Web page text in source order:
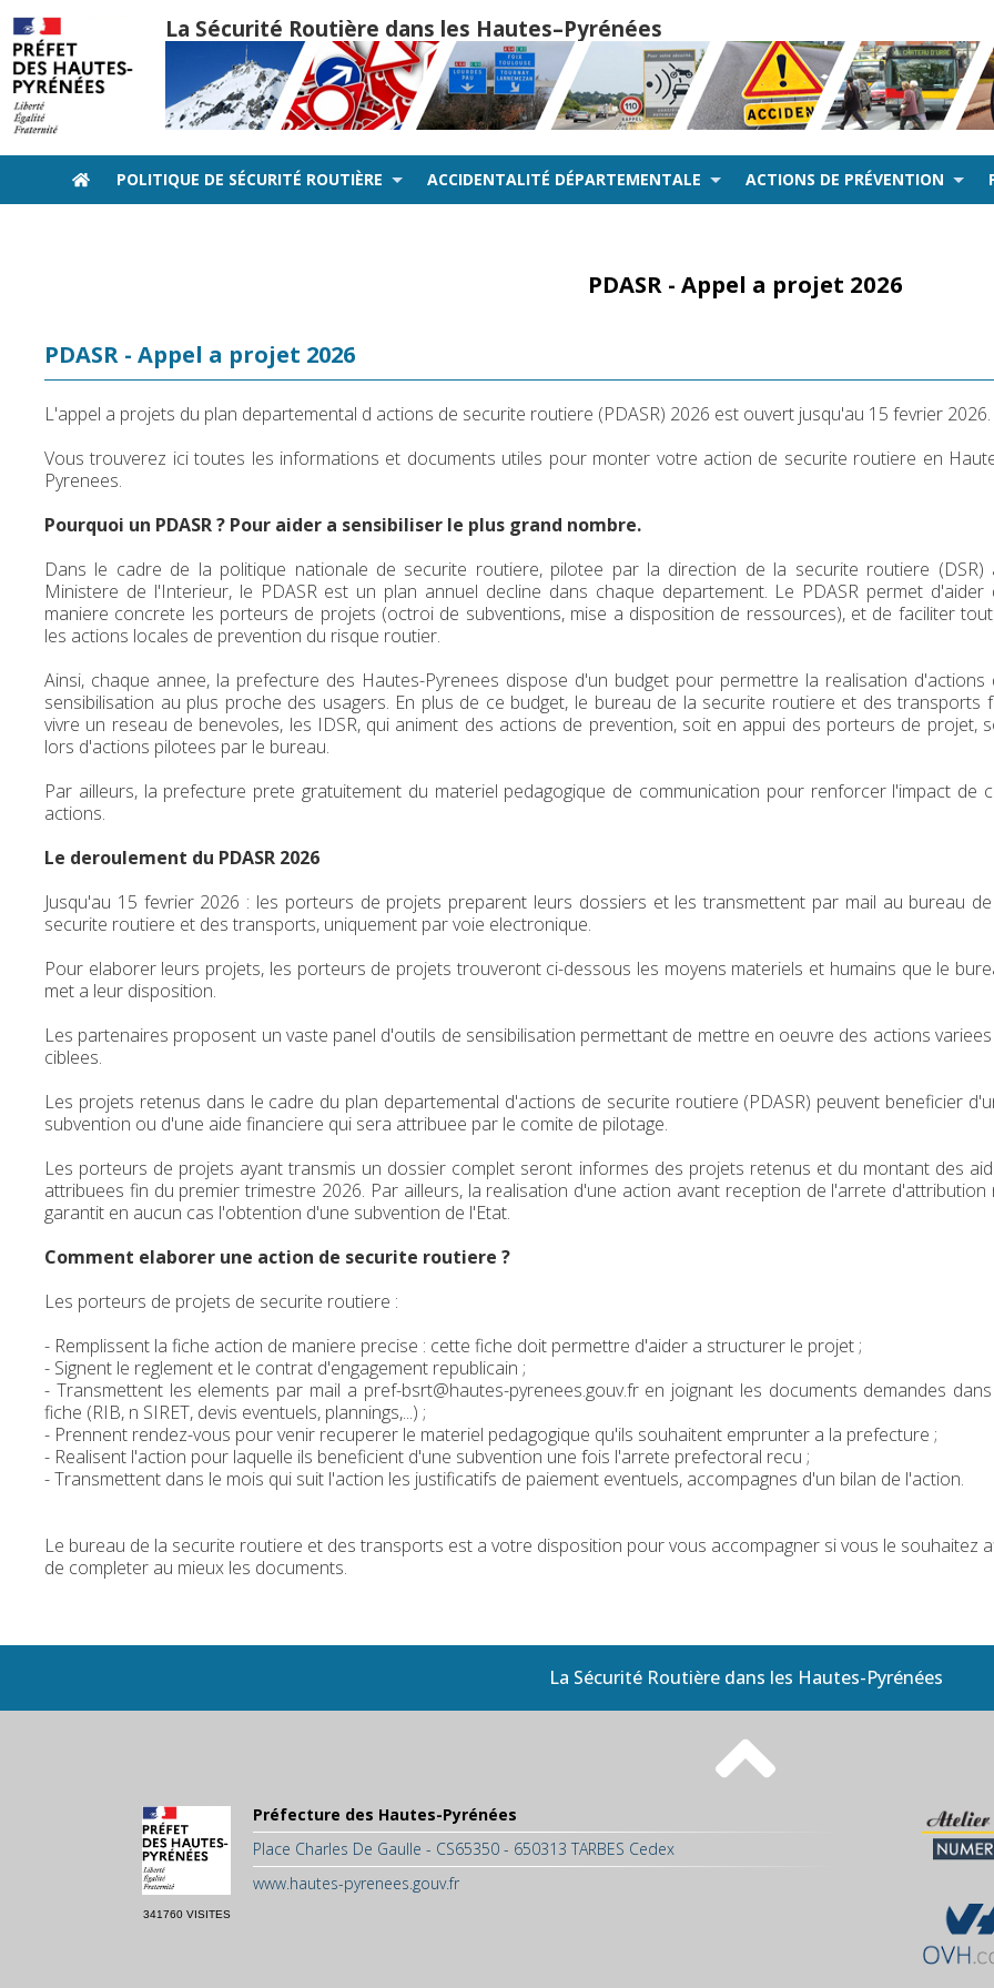
La Sécurité Routière dans les Hautes–Pyrénées
POLITIQUE DE SÉCURITÉ ROUTIÈRE ACCIDENTALITÉ DÉPARTEMENTALE ACTIONS DE PRÉVENTION
PDASR - Appel a projet 2026
PDASR - Appel a projet 2026
L'appel a projets du plan departemental d actions de securite routiere (PDASR) 2026 est ouvert jusqu'au 15 fevrier 2026.
Vous trouverez ici toutes les informations et documents utiles pour monter votre action de securite routiere en
Pyrenees.
Pourquoi un PDASR ? Pour aider a sensibiliser le plus grand nombre.
Dans le cadre de la politique nationale de securite routiere, pilotee par la direction de la securite routiere (DSR)
Ministere de l'Interieur, le PDASR est un plan annuel decline dans chaque departement. Le PDASR permet d'aider
maniere concrete les porteurs de projets (octroi de subventions, mise a disposition de ressources), et de faciliter
les actions locales de prevention du risque routier.
Ainsi, chaque annee, la prefecture des Hautes-Pyrenees dispose d'un budget pour permettre la realisation d'actions
sensibilisation au plus proche des usagers. En plus de ce budget, le bureau de la securite routiere et des transports
vivre un reseau de benevoles, les IDSR, qui animent des actions de prevention, soit en appui des porteurs de projet,
lors d'actions pilotees par le bureau.
Par ailleurs, la prefecture prete gratuitement du materiel pedagogique de communication pour renforcer l'impact de
actions.
Le deroulement du PDASR 2026
Jusqu'au 15 fevrier 2026 : les porteurs de projets preparent leurs dossiers et les transmettent par mail au bureau
securite routiere et des transports, uniquement par voie electronique.
Pour elaborer leurs projets, les porteurs de projets trouveront ci-dessous les moyens materiels et humains que le
met a leur disposition.
Les partenaires proposent un vaste panel d'outils de sensibilisation permettant de mettre en oeuvre des actions
ciblees.
Les projets retenus dans le cadre du plan departemental d'actions de securite routiere (PDASR) peuvent beneficier
subvention ou d'une aide financiere qui sera attribuee par le comite de pilotage.
Les porteurs de projets ayant transmis un dossier complet seront informes des projets retenus et du montant des
attribuees fin du premier trimestre 2026. Par ailleurs, la realisation d'une action avant reception de l'arrete d'attribution
garantit en aucun cas l'obtention d'une subvention de l'Etat.
Comment elaborer une action de securite routiere ?
Les porteurs de projets de securite routiere :
- Remplissent la fiche action de maniere precise : cette fiche doit permettre d'aider a structurer le projet ;
- Signent le reglement et le contrat d'engagement republicain ;
- Transmettent les elements par mail a pref-bsrt@hautes-pyrenees.gouv.fr en joignant les documents demandes
fiche (RIB, n SIRET, devis eventuels, plannings,...) ;
- Prennent rendez-vous pour venir recuperer le materiel pedagogique qu'ils souhaitent emprunter a la prefecture ;
- Realisent l'action pour laquelle ils beneficient d'une subvention une fois l'arrete prefectoral recu ;
- Transmettent dans le mois qui suit l'action les justificatifs de paiement eventuels, accompagnes d'un bilan de l'action.
Le bureau de la securite routiere et des transports est a votre disposition pour vous accompagner si vous le souhaitez
de completer au mieux les documents.
La Sécurité Routière dans les Hautes-Pyrénées
341760 VISITES
Préfecture des Hautes-Pyrénées
Place Charles De Gaulle - CS65350 - 650313 TARBES Cedex
www.hautes-pyrenees.gouv.fr